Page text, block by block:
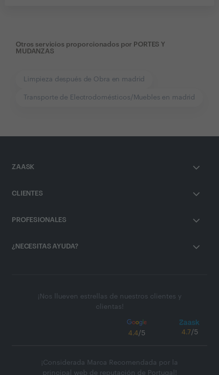
Otros servicios proporcionados por PORTES Y
MUDANZAS
Limpieza después de Obra en madrid
Transporte de Electrodomésticos/Muebles en madrid
ZAASK
CLIENTES
PROFESIONALES
¿NECESITAS AYUDA?
¡Nos llueven estrellas de nuestros clientes y
clientas!
4.4/5 4.7/5
¡Considerada Marca Recomendada por la
principal web de reputación de Portugal!